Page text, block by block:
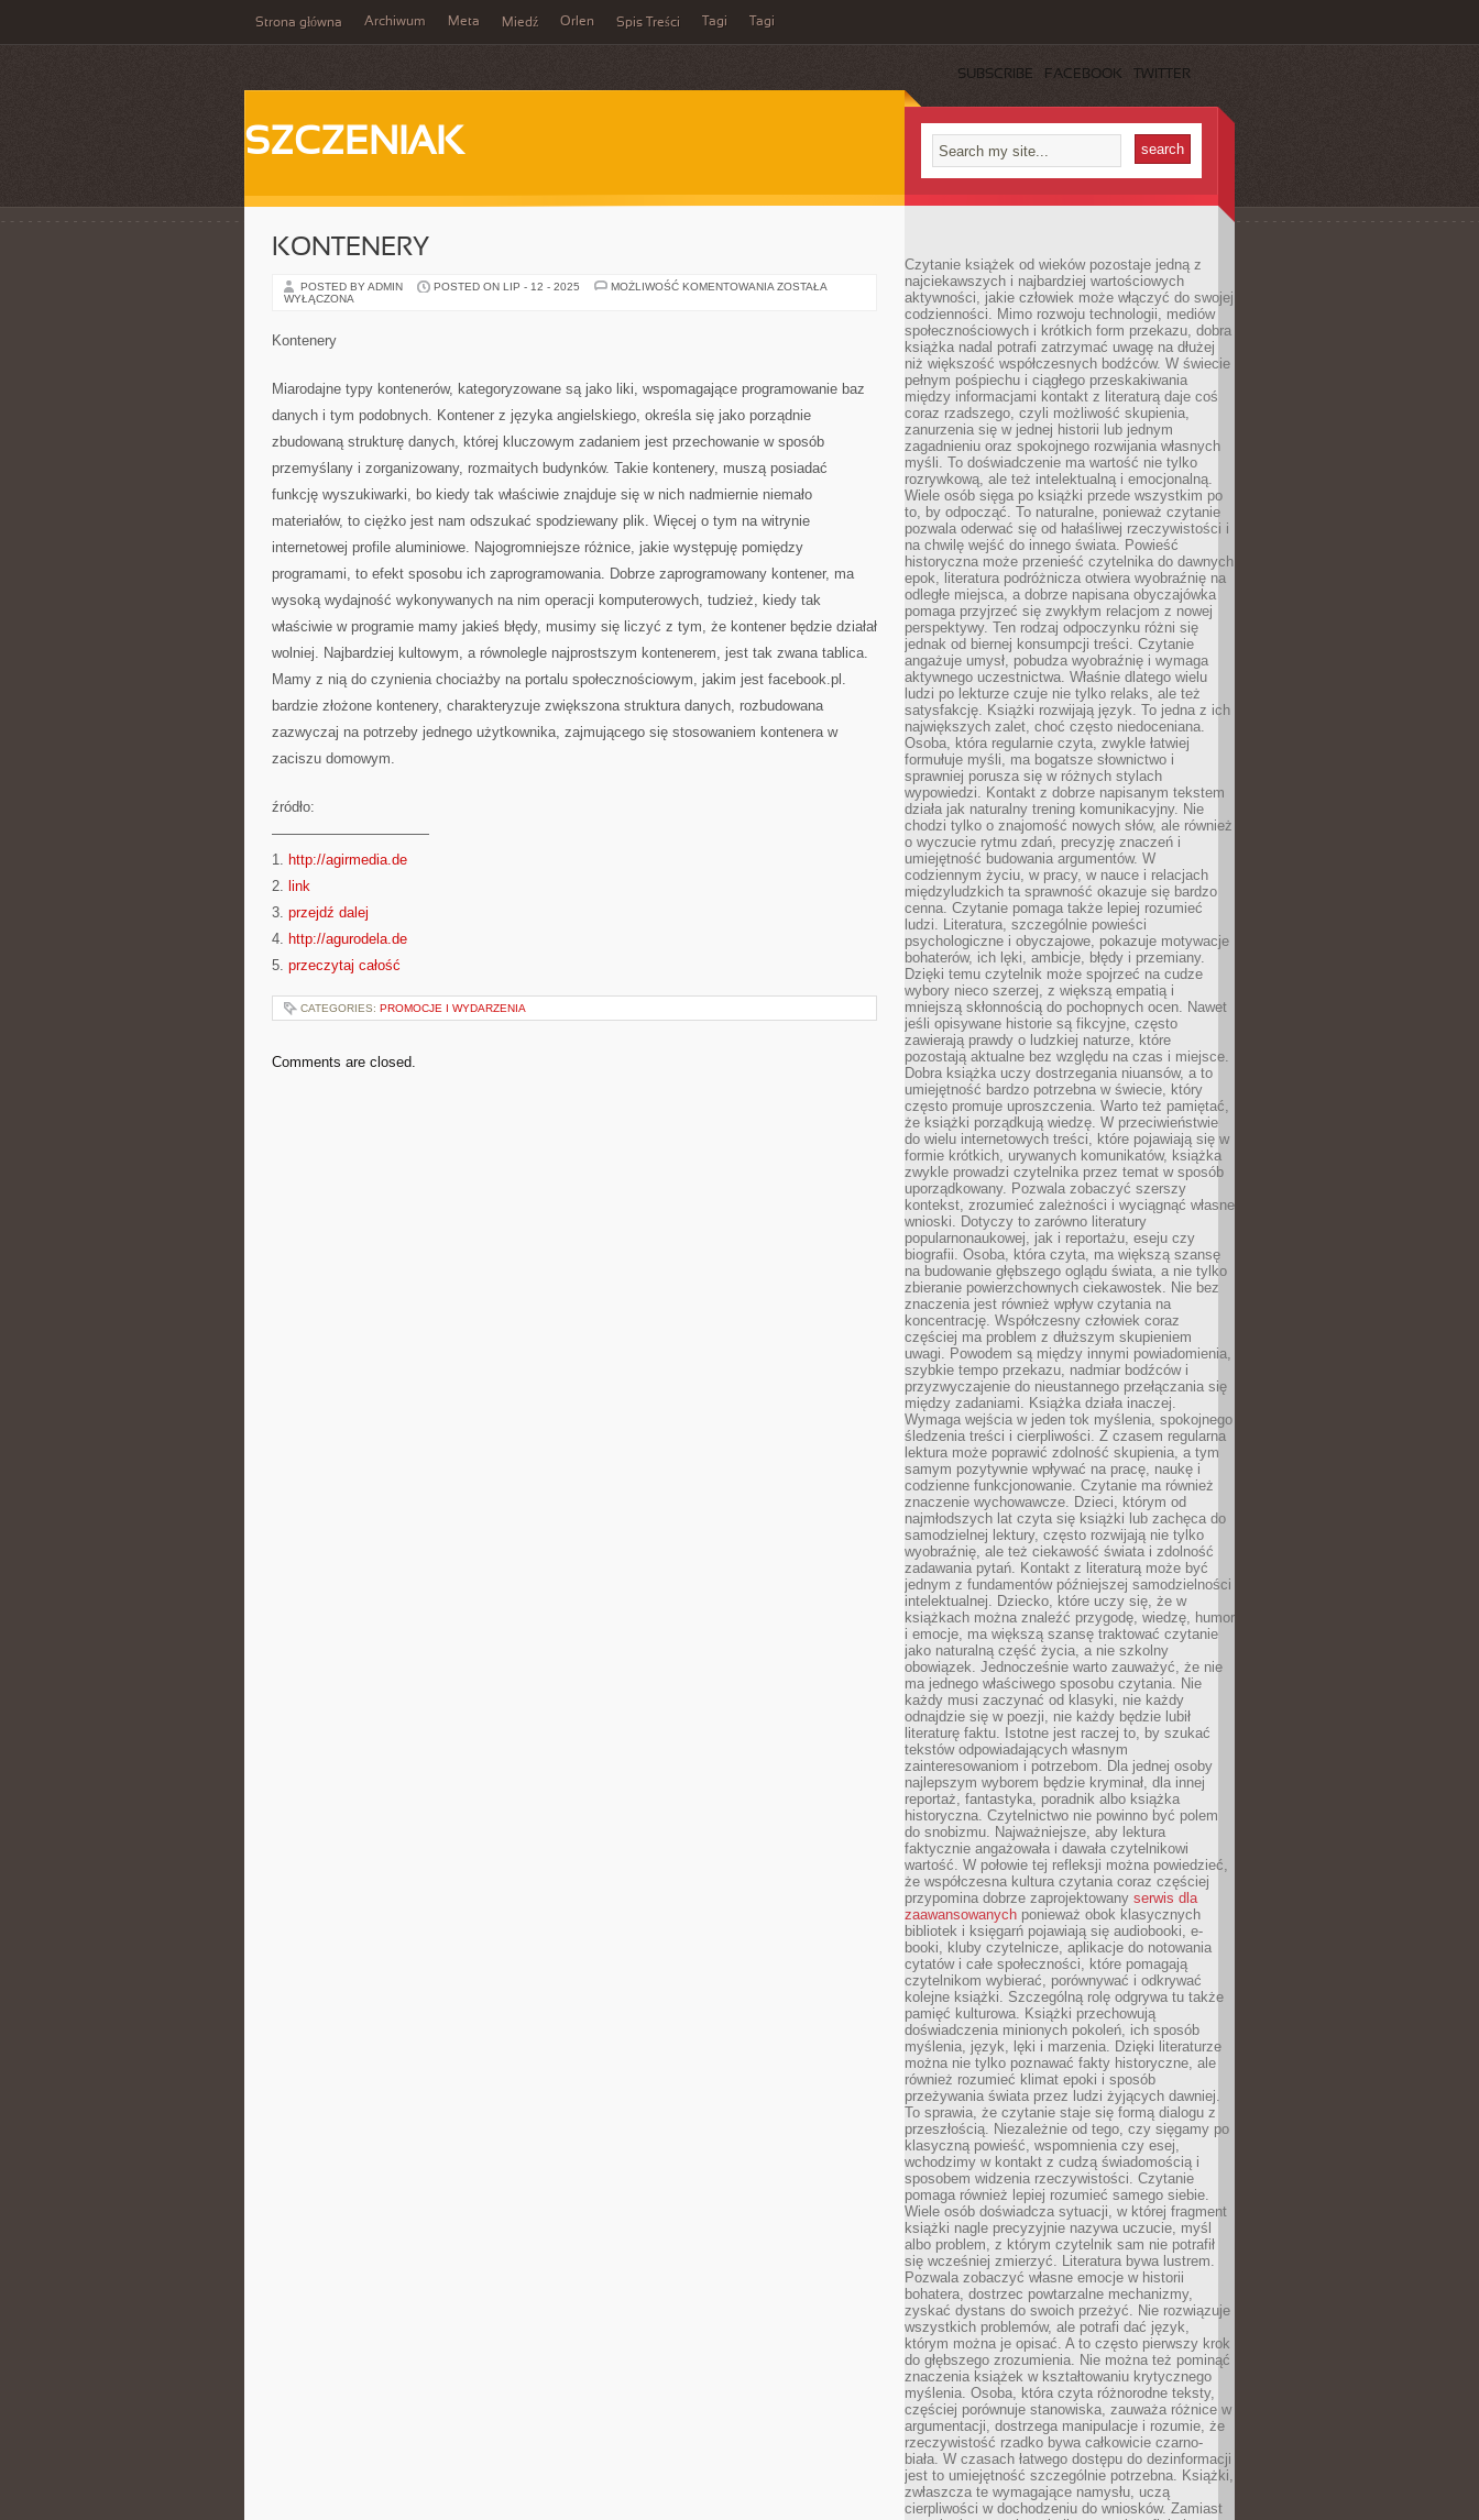
Strona główna Archiwum Meta Miedź Orlen Spis Treści Tagi Tagi
SUBSCRIBE FACEBOOK TWITTER
SZCZENIAK
KONTENERY
POSTED BY ADMIN POSTED ON LIP - 12 - 2025 MOŻLIWOŚĆ KOMENTOWANIA KONTENERY
ZOSTAŁA
WYŁĄCZONA
Kontenery
Miarodajne typy kontenerów, kategoryzowane są jako liki, wspomagające programowanie baz
danych i tym podobnych. Kontener z języka angielskiego, określa się jako porządnie
zbudowaną strukturę danych, której kluczowym zadaniem jest przechowanie w sposób
przemyślany i zorganizowany, rozmaitych budynków. Takie kontenery, muszą posiadać
funkcję wyszukiwarki, bo kiedy tak właściwie znajduje się w nich nadmiernie niemało
materiałów, to ciężko jest nam odszukać spodziewany plik. Więcej o tym na witrynie
internetowej profile aluminiowe. Najogromniejsze różnice, jakie występuję pomiędzy
programami, to efekt sposobu ich zaprogramowania. Dobrze zaprogramowany kontener, ma
wysoką wydajność wykonywanych na nim operacji komputerowych, tudzież, kiedy tak
właściwie w programie mamy jakieś błędy, musimy się liczyć z tym, że kontener będzie działał
wolniej. Najbardziej kultowym, a równolegle najprostszym kontenerem, jest tak zwana tablica.
Mamy z nią do czynienia chociażby na portalu społecznościowym, jakim jest facebook.pl.
bardzie złożone kontenery, charakteryzuje zwiększona struktura danych, rozbudowana
zazwyczaj na potrzeby jednego użytkownika, zajmującego się stosowaniem kontenera w
zaciszu domowym.
źródło:
———————————
1. http://agirmedia.de
2. link
3. przejdź dalej
4. http://agurodela.de
5. przeczytaj całość
CATEGORIES: PROMOCJE I WYDARZENIA
Comments are closed.
Czytanie książek od wieków pozostaje jedną z
najciekawszych i najbardziej wartościowych
aktywności, jakie człowiek może włączyć do swojej
codzienności. Mimo rozwoju technologii, mediów
społecznościowych i krótkich form przekazu, dobra
książka nadal potrafi zatrzymać uwagę na dłużej
niż większość współczesnych bodźców. W świecie
pełnym pośpiechu i ciągłego przeskakiwania
między informacjami kontakt z literaturą daje coś
coraz rzadszego, czyli możliwość skupienia,
zanurzenia się w jednej historii lub jednym
zagadnieniu oraz spokojnego rozwijania własnych
myśli. To doświadczenie ma wartość nie tylko
rozrywkową, ale też intelektualną i emocjonalną.
Wiele osób sięga po książki przede wszystkim po
to, by odpocząć. To naturalne, ponieważ czytanie
pozwala oderwać się od hałaśliwej rzeczywistości i
na chwilę wejść do innego świata. Powieść
historyczna może przenieść czytelnika do dawnych
epok, literatura podróżnicza otwiera wyobraźnię na
odległe miejsca, a dobrze napisana obyczajówka
pomaga przyjrzeć się zwykłym relacjom z nowej
perspektywy. Ten rodzaj odpoczynku różni się
jednak od biernej konsumpcji treści. Czytanie
angażuje umysł, pobudza wyobraźnię i wymaga
aktywnego uczestnictwa. Właśnie dlatego wielu
ludzi po lekturze czuje nie tylko relaks, ale też
satysfakcję. Książki rozwijają język. To jedna z ich
największych zalet, choć często niedoceniana.
Osoba, która regularnie czyta, zwykle łatwiej
formułuje myśli, ma bogatsze słownictwo i
sprawniej porusza się w różnych stylach
wypowiedzi. Kontakt z dobrze napisanym tekstem
działa jak naturalny trening komunikacyjny. Nie
chodzi tylko o znajomość nowych słów, ale również
o wyczucie rytmu zdań, precyzję znaczeń i
umiejętność budowania argumentów. W
codziennym życiu, w pracy, w nauce i relacjach
międzyludzkich ta sprawność okazuje się bardzo
cenna. Czytanie pomaga także lepiej rozumieć
ludzi. Literatura, szczególnie powieści
psychologiczne i obyczajowe, pokazuje motywacje
bohaterów, ich lęki, ambicje, błędy i przemiany.
Dzięki temu czytelnik może spojrzeć na cudze
wybory nieco szerzej, z większą empatią i
mniejszą skłonnością do pochopnych ocen. Nawet
jeśli opisywane historie są fikcyjne, często
zawierają prawdy o ludzkiej naturze, które
pozostają aktualne bez względu na czas i miejsce.
Dobra książka uczy dostrzegania niuansów, a to
umiejętność bardzo potrzebna w świecie, który
często promuje uproszczenia. Warto też pamiętać,
że książki porządkują wiedzę. W przeciwieństwie
do wielu internetowych treści, które pojawiają się w
formie krótkich, urywanych komunikatów, książka
zwykle prowadzi czytelnika przez temat w sposób
uporządkowany. Pozwala zobaczyć szerszy
kontekst, zrozumieć zależności i wyciągnąć własne
wnioski. Dotyczy to zarówno literatury
popularnonaukowej, jak i reportażu, eseju czy
biografii. Osoba, która czyta, ma większą szansę
na budowanie głębszego oglądu świata, a nie tylko
zbieranie powierzchownych ciekawostek. Nie bez
znaczenia jest również wpływ czytania na
koncentrację. Współczesny człowiek coraz
częściej ma problem z dłuższym skupieniem
uwagi. Powodem są między innymi powiadomienia,
szybkie tempo przekazu, nadmiar bodźców i
przyzwyczajenie do nieustannego przełączania się
między zadaniami. Książka działa inaczej.
Wymaga wejścia w jeden tok myślenia, spokojnego
śledzenia treści i cierpliwości. Z czasem regularna
lektura może poprawić zdolność skupienia, a tym
samym pozytywnie wpływać na pracę, naukę i
codzienne funkcjonowanie. Czytanie ma również
znaczenie wychowawcze. Dzieci, którym od
najmłodszych lat czyta się książki lub zachęca do
samodzielnej lektury, często rozwijają nie tylko
wyobraźnię, ale też ciekawość świata i zdolność
zadawania pytań. Kontakt z literaturą może być
jednym z fundamentów późniejszej samodzielności
intelektualnej. Dziecko, które uczy się, że w
książkach można znaleźć przygodę, wiedzę, humor
i emocje, ma większą szansę traktować czytanie
jako naturalną część życia, a nie szkolny
obowiązek. Jednocześnie warto zauważyć, że nie
ma jednego właściwego sposobu czytania. Nie
każdy musi zaczynać od klasyki, nie każdy
odnajdzie się w poezji, nie każdy będzie lubił
literaturę faktu. Istotne jest raczej to, by szukać
tekstów odpowiadających własnym
zainteresowaniom i potrzebom. Dla jednej osoby
najlepszym wyborem będzie kryminał, dla innej
reportaż, fantastyka, poradnik albo książka
historyczna. Czytelnictwo nie powinno być polem
do snobizmu. Najważniejsze, aby lektura
faktycznie angażowała i dawała czytelnikowi
wartość. W połowie tej refleksji można powiedzieć,
że współczesna kultura czytania coraz częściej
przypomina dobrze zaprojektowany serwis dla
zaawansowanych ponieważ obok klasycznych
bibliotek i księgarń pojawiają się audiobooki, e-
booki, kluby czytelnicze, aplikacje do notowania
cytatów i całe społeczności, które pomagają
czytelnikom wybierać, porównywać i odkrywać
kolejne książki. Szczególną rolę odgrywa tu także
pamięć kulturowa. Książki przechowują
doświadczenia minionych pokoleń, ich sposób
myślenia, język, lęki i marzenia. Dzięki literaturze
można nie tylko poznawać fakty historyczne, ale
również rozumieć klimat epoki i sposób
przeżywania świata przez ludzi żyjących dawniej.
To sprawia, że czytanie staje się formą dialogu z
przeszłością. Niezależnie od tego, czy sięgamy po
klasyczną powieść, wspomnienia czy esej,
wchodzimy w kontakt z cudzą świadomością i
sposobem widzenia rzeczywistości. Czytanie
pomaga również lepiej rozumieć samego siebie.
Wiele osób doświadcza sytuacji, w której fragment
książki nagle precyzyjnie nazywa uczucie, myśl
albo problem, z którym czytelnik sam nie potrafił
się wcześniej zmierzyć. Literatura bywa lustrem.
Pozwala zobaczyć własne emocje w historii
bohatera, dostrzec powtarzalne mechanizmy,
zyskać dystans do swoich przeżyć. Nie rozwiązuje
wszystkich problemów, ale potrafi dać język,
którym można je opisać. A to często pierwszy krok
do głębszego zrozumienia. Nie można też pominąć
znaczenia książek w kształtowaniu krytycznego
myślenia. Osoba, która czyta różnorodne teksty,
częściej porównuje stanowiska, zauważa różnice w
argumentacji, dostrzega manipulacje i rozumie, że
rzeczywistość rzadko bywa całkowicie czarno-
biała. W czasach łatwego dostępu do dezinformacji
jest to umiejętność szczególnie potrzebna. Książki,
zwłaszcza te wymagające namysłu, uczą
cierpliwości w dochodzeniu do wniosków. Zamiast